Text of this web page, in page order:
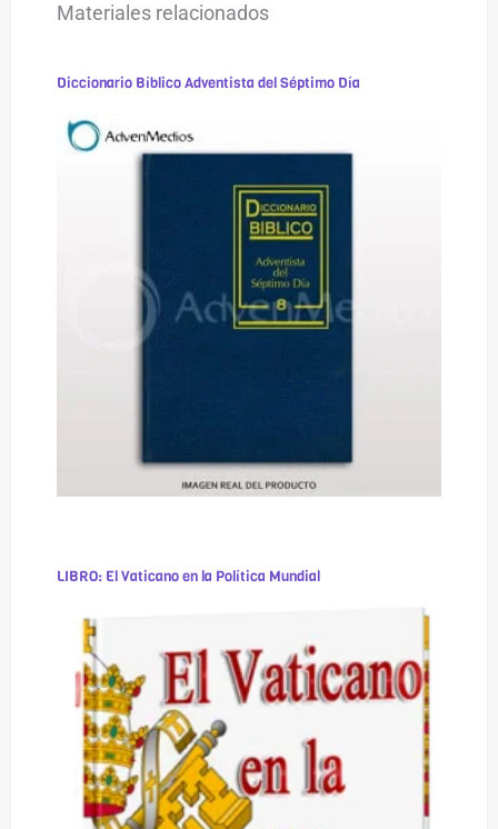
Materiales relacionados
Diccionario Bíblico Adventista del Séptimo Día
LIBRO: El Vaticano en la Política Mundial